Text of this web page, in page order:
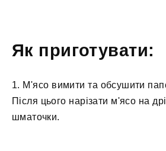
Як приготувати:
1. М'ясо вимити та обсушити
Після цього нарізати м'ясо на
шматочки.